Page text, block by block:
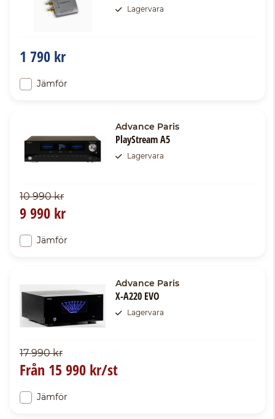
Lagervara
1 790 kr
Jämför
Advance Paris
PlayStream A5
Lagervara
10 990 kr
9 990 kr
Jämför
Advance Paris
X-A220 EVO
Lagervara
17 990 kr
Från 15 990 kr/st
Jämför